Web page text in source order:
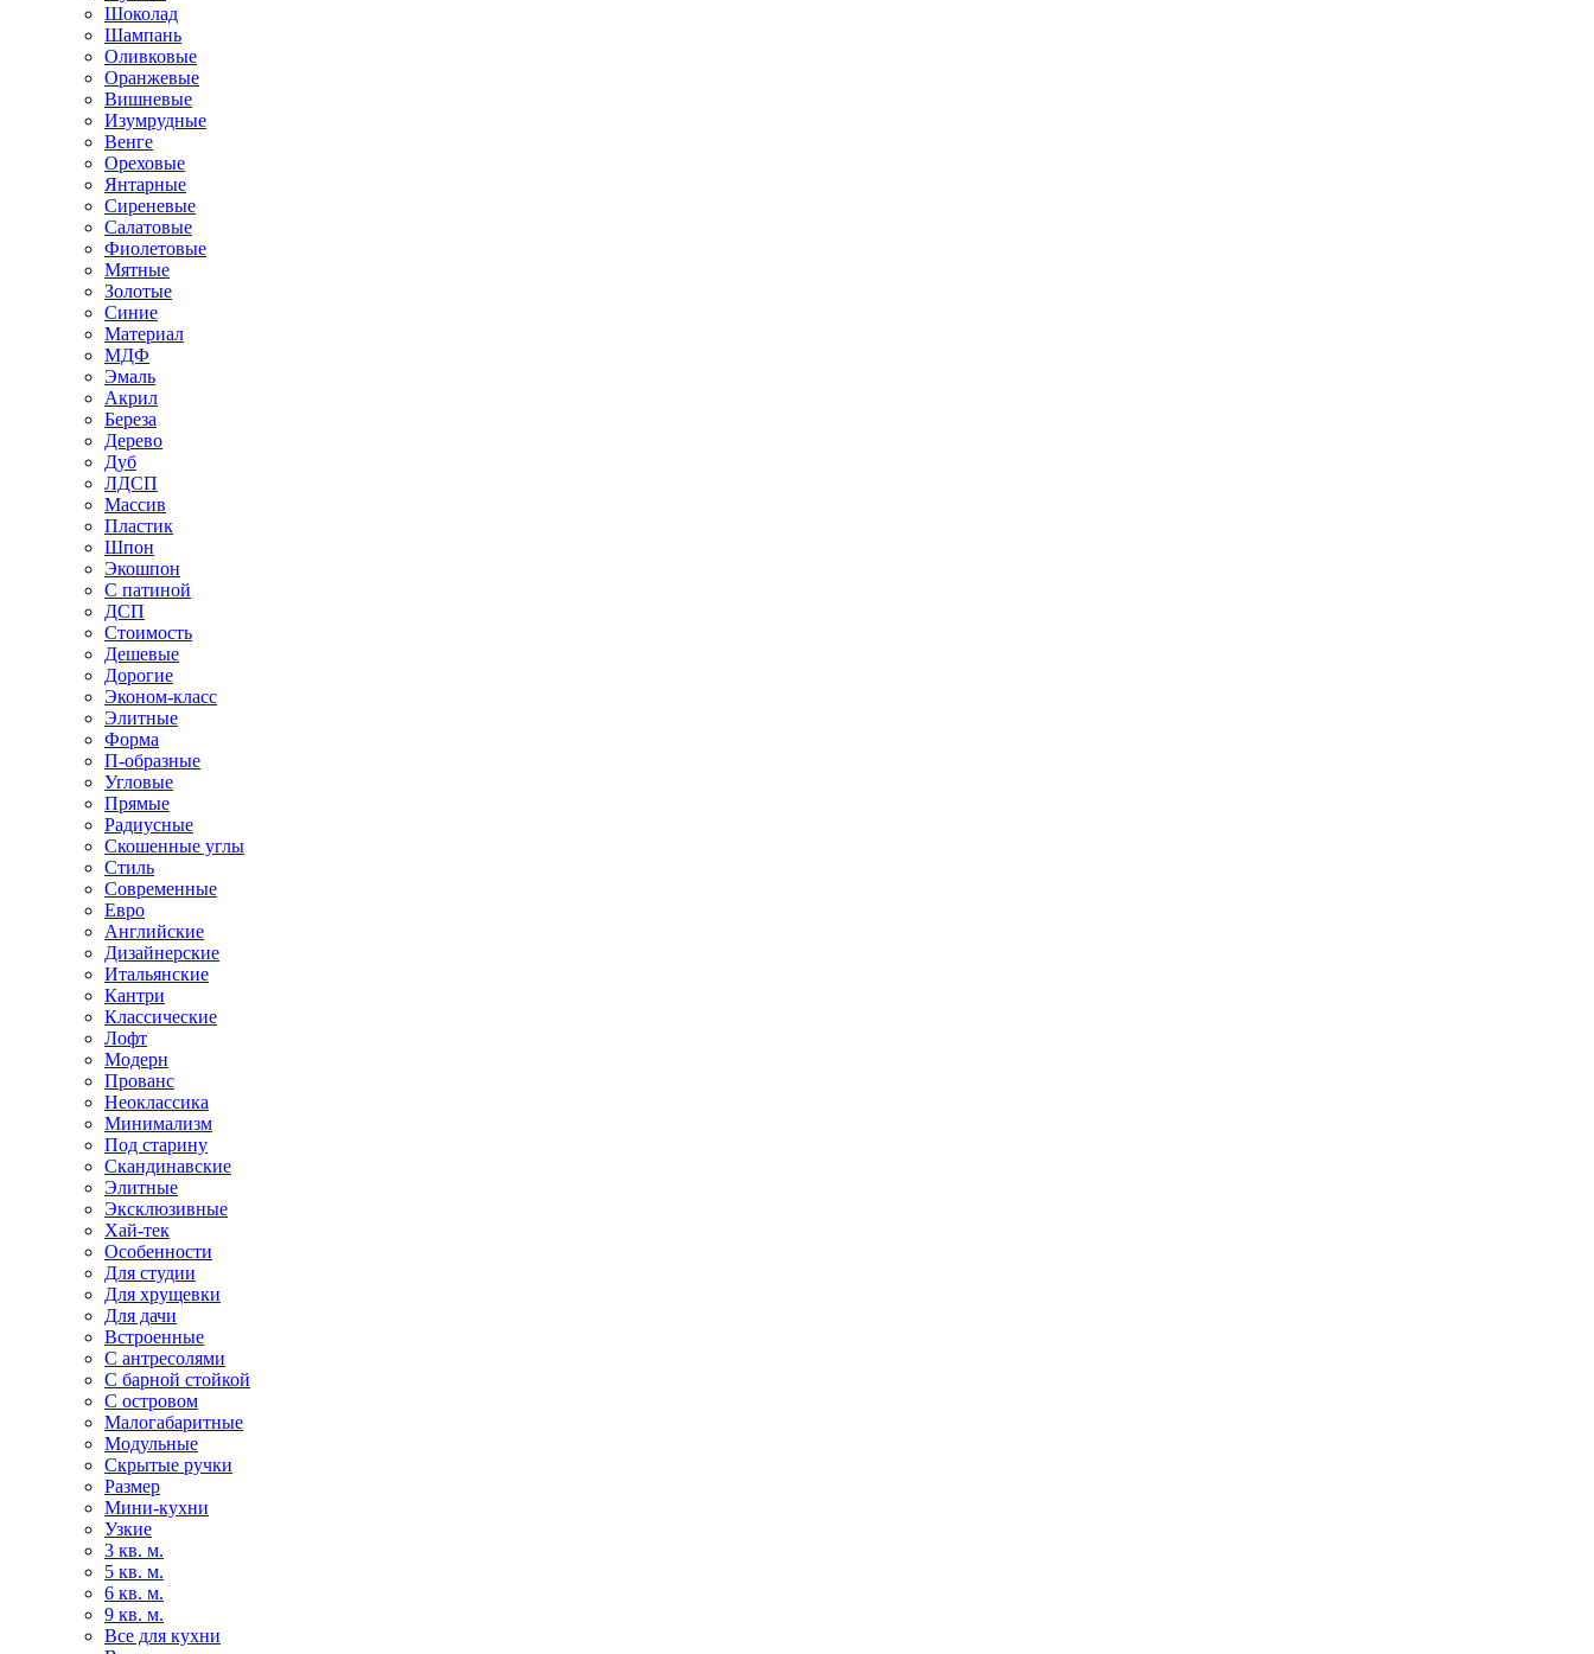
Шоколад
Шампань
Оливковые
Оранжевые
Вишневые
Изумрудные
Венге
Ореховые
Янтарные
Сиреневые
Салатовые
Фиолетовые
Мятные
Золотые
Синие
Материал
МДФ
Эмаль
Акрил
Береза
Дерево
Дуб
ЛДСП
Массив
Пластик
Шпон
Экошпон
С патиной
ДСП
Стоимость
Дешевые
Дорогие
Эконом-класс
Элитные
Форма
П-образные
Угловые
Прямые
Радиусные
Скошенные углы
Стиль
Современные
Евро
Английские
Дизайнерские
Итальянские
Кантри
Классические
Лофт
Модерн
Прованс
Неоклассика
Минимализм
Под старину
Скандинавские
Элитные
Эксклюзивные
Хай-тек
Особенности
Для студии
Для хрущевки
Для дачи
Встроенные
С антресолями
С барной стойкой
С островом
Малогабаритные
Модульные
Скрытые ручки
Размер
Мини-кухни
Узкие
3 кв. м.
5 кв. м.
6 кв. м.
9 кв. м.
Все для кухни